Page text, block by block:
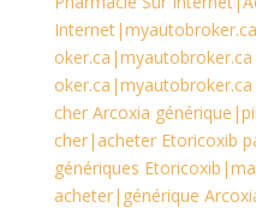
cher Arcoxia
cher|acheter Etoricoxib
génériques
acheter|générique